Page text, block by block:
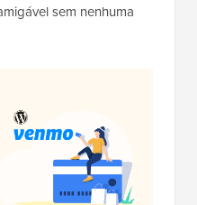
sem nenhuma